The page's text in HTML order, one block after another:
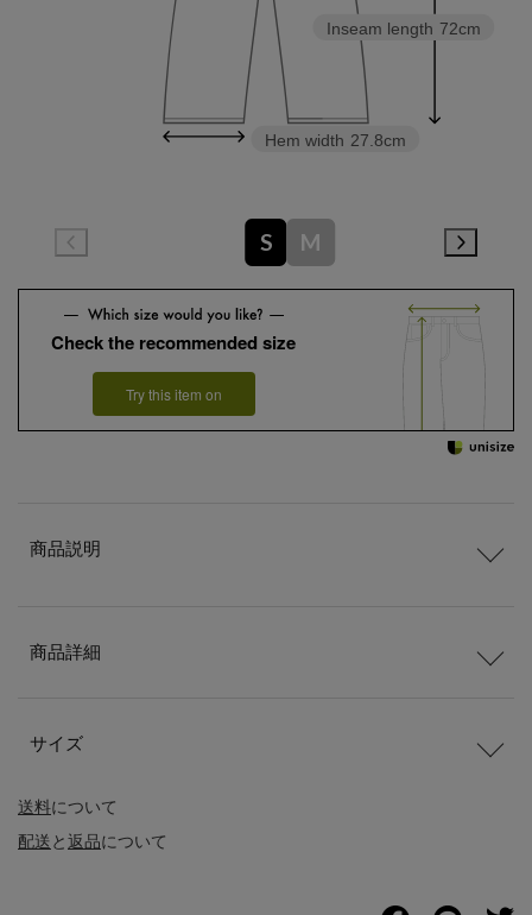
Inseam length 72cm
Hem width 27.8cm
S M
Check the recommended size
Try this item on
送料について
配送と返品について
商品説明
商品詳細
サイズ